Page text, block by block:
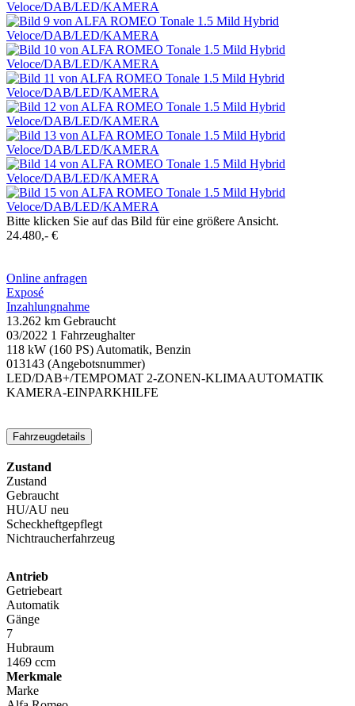
Bitte klicken Sie auf das Bild für eine größere Ansicht.
24.480,- €
Online anfragen
Exposé
Inzahlungnahme
13.262 km Gebraucht
03/2022 1 Fahrzeughalter
118 kW (160 PS) Automatik, Benzin
013143 (Angebotsnummer)
LED/DAB+/TEMPOMAT 2-ZONEN-KLIMAAUTOMATIK
KAMERA-EINPARKHILFE
Fahrzeugdetails
Zustand
Zustand
Gebraucht
HU/AU neu
Scheckheftgepflegt
Nichtraucherfahrzeug
Antrieb
Getriebeart
Automatik
Gänge
7
Hubraum
1469 ccm
Merkmale
Marke